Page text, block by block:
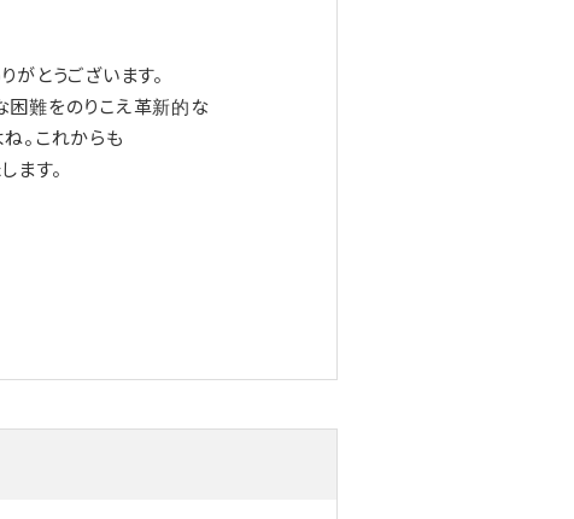
がとうございます。
困難をのりこえ革新的な
。これからも
ます。